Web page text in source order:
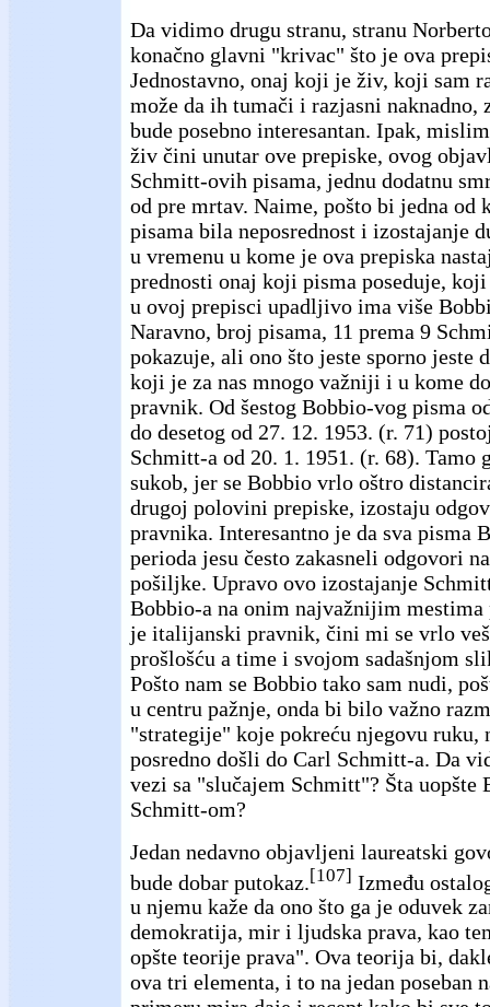
Da vidimo drugu stranu, stranu
konačno glavni "krivac" što je ova
Jednostavno, onaj koji je živ, koji sam
može da ih tumači i razjasni naknadno,
bude posebno interesantan. Ipak,
živ čini unutar ove prepiske, ovog
Schmitt-ovih pisama, jednu dodatnu
od pre mrtav. Naime, pošto bi jedna od
pisama bila neposrednost i izostajanje
u vremenu u kome je ova prepiska
prednosti onaj koji pisma poseduje,
u ovoj prepisci upadljivo ima više
Naravno, broj pisama, 11 prema 9
pokazuje, ali ono što jeste sporno jeste
koji je za nas mnogo važniji i u kome
pravnik. Od šestog Bobbio-vog pisma
do desetog od 27. 12. 1953. (r. 71)
Schmitt-a od 20. 1. 1951. (r. 68). Tamo
sukob, jer se Bobbio vrlo oštro
drugoj polovini prepiske, izostaju
pravnika. Interesantno je da sva pisma
perioda jesu često zakasneli odgovori
pošiljke. Upravo ovo izostajanje
Bobbio-a na onim najvažnijim mestima
je italijanski pravnik, čini mi se vrlo
prošlošću a time i svojom sadašnjom
Pošto nam se Bobbio tako sam nudi,
u centru pažnje, onda bi bilo važno
"strategije" koje pokreću njegovu ruku,
posredno došli do Carl Schmitt-a. Da
vezi sa "slučajem Schmitt"? Šta uopšte
Schmitt-om?
Jedan nedavno objavljeni laureatski
bude dobar putokaz. [107] Između
u njemu kaže da ono što ga je oduvek
demokratija, mir i ljudska prava, kao
opšte teorije prava". Ova teorija bi,
ova tri elementa, i to na jedan poseban